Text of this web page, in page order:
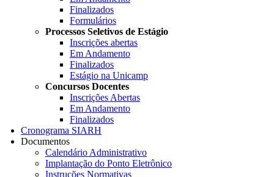
Finalizados
Formulários
Processos Seletivos de Estágio
Inscrições abertas
Em Andamento
Finalizados
Estágio na Unicamp
Concursos Docentes
Inscrições Abertas
Em Andamento
Finalizados
Cronograma SIARH
Documentos
Calendário Administrativo
Implantação do Ponto Eletrônico
Instruções Normativas